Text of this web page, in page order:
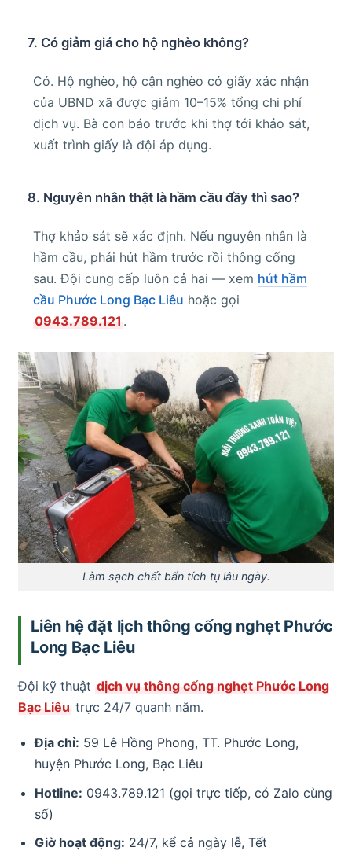
7. Có giảm giá cho hộ nghèo không?
Có. Hộ nghèo, hộ cận nghèo có giấy xác nhận
của UBND xã được giảm 10–15% tổng chi phí
dịch vụ. Bà con báo trước khi thợ tới khảo sát,
xuất trình giấy là đội áp dụng.
8. Nguyên nhân thật là hầm cầu đầy thì sao?
Thợ khảo sát sẽ xác định. Nếu nguyên nhân là
hầm cầu, phải hút hầm trước rồi thông cống
sau. Đội cung cấp luôn cả hai — xem hút hầm
cầu Phước Long Bạc Liêu hoặc gọi
0943.789.121 .
Làm sạch chất bẩn tích tụ lâu ngày.
Liên hệ đặt lịch thông cống nghẹt Phước
Long Bạc Liêu
Đội kỹ thuật dịch vụ thông cống nghẹt Phước Long
Bạc Liêu trực 24/7 quanh năm.
Địa chỉ: 59 Lê Hồng Phong, TT. Phước Long,
huyện Phước Long, Bạc Liêu
Hotline: 0943.789.121 (gọi trực tiếp, có Zalo cùng
số)
Giờ hoạt động: 24/7, kể cả ngày lễ, Tết